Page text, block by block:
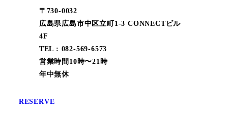
〒730-0032
広島県広島市中区立町1-3 CONNECTビル
4F
TEL : 082-569-6573
営業時間10時〜21時
年中無休
RESERVE